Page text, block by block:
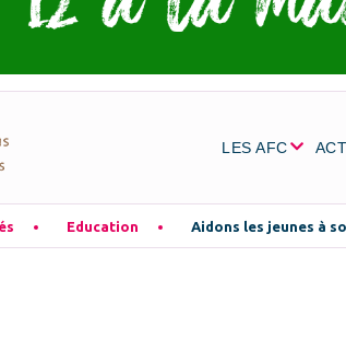
LES AFC
Education Aidons les jeunes à